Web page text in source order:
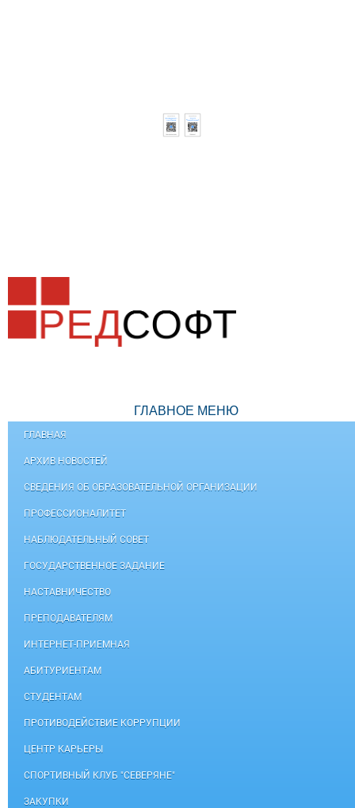
ГЛАВНОЕ МЕНЮ
ГЛАВНАЯ
АРХИВ НОВОСТЕЙ
СВЕДЕНИЯ ОБ ОБРАЗОВАТЕЛЬНОЙ ОРГАНИЗАЦИИ
ПРОФЕССИОНАЛИТЕТ
НАБЛЮДАТЕЛЬНЫЙ СОВЕТ
ГОСУДАРСТВЕННОЕ ЗАДАНИЕ
НАСТАВНИЧЕСТВО
ПРЕПОДАВАТЕЛЯМ
ИНТЕРНЕТ-ПРИЕМНАЯ
АБИТУРИЕНТАМ
СТУДЕНТАМ
ПРОТИВОДЕЙСТВИЕ КОРРУПЦИИ
ЦЕНТР КАРЬЕРЫ
СПОРТИВНЫЙ КЛУБ "СЕВЕРЯНЕ"
ЗАКУПКИ